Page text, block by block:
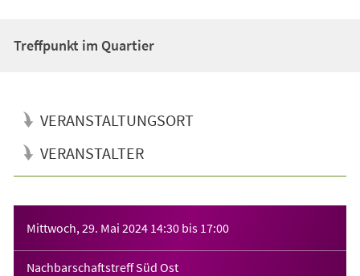
Treffpunkt im Quartier
VERANSTALTUNGSORT
VERANSTALTER
Mittwoch, 29. Mai 2024 14:30 bis 17:00
Nachbarschaftstreff Süd Ost